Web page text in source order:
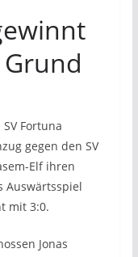
Grund
Fortuna
gegen den SV
Elf ihren
Auswärtsspiel
mit 3:0.
Jonas